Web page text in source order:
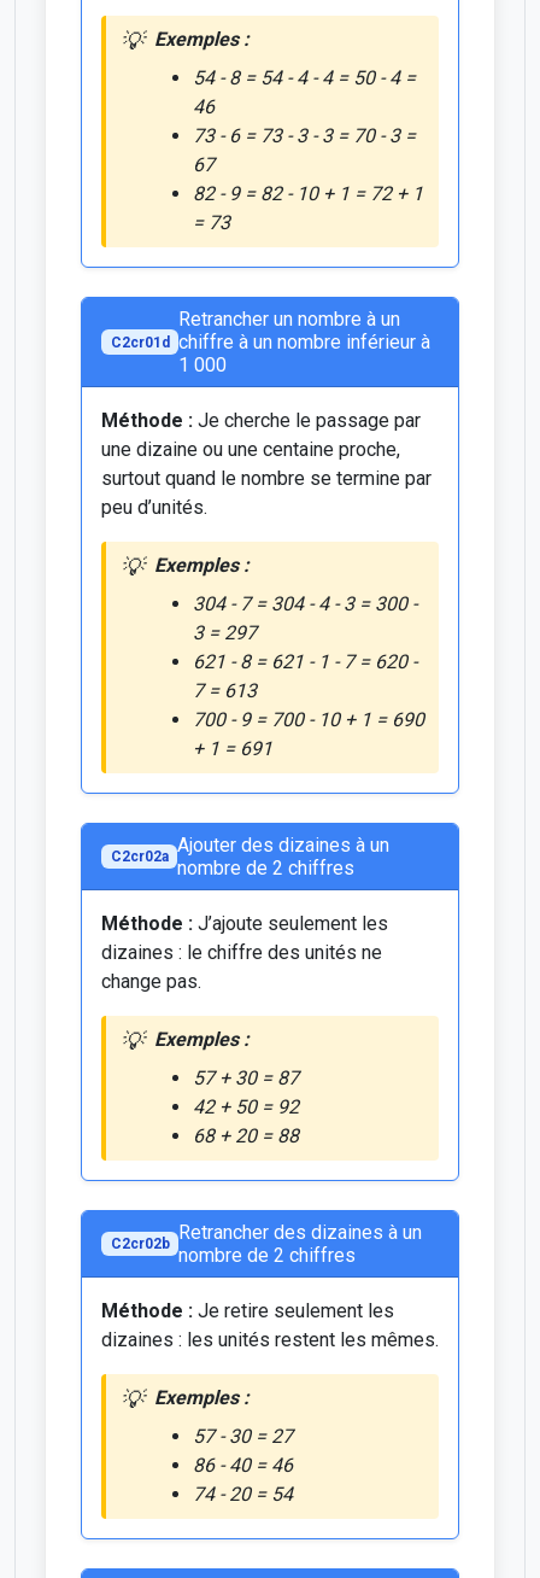
Exemples :
54 - 8 = 54 - 4 - 4 = 50 - 4 =
46
73 - 6 = 73 - 3 - 3 = 70 - 3 =
67
82 - 9 = 82 - 10 + 1 = 72 + 1
= 73
C2cr01d
Retrancher un nombre à un
chiffre à un nombre inférieur à
1 000
Méthode :Je cherche le passage par
une dizaine ou une centaine proche,
surtout quand le nombre se termine par
peu d’unités.
Exemples :
304 - 7 = 304 - 4 - 3 = 300 -
3 = 297
621 - 8 = 621 - 1 - 7 = 620 -
7 = 613
700 - 9 = 700 - 10 + 1 = 690
+ 1 = 691
C2cr02a Ajouter des dizaines à un
nombre de 2 chiffres
Méthode :J’ajoute seulement les
dizaines : le chiffre des unités ne
change pas.
Exemples :
57 + 30 = 87
42 + 50 = 92
68 + 20 = 88
C2cr02b
Retrancher des dizaines à un
nombre de 2 chiffres
Méthode :Je retire seulement les
dizaines : les unités restent les mêmes.
Exemples :
57 - 30 = 27
86 - 40 = 46
74 - 20 = 54